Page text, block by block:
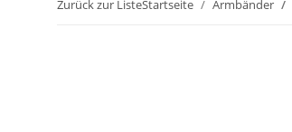
Zurück zur ListeStartseite Armbänder